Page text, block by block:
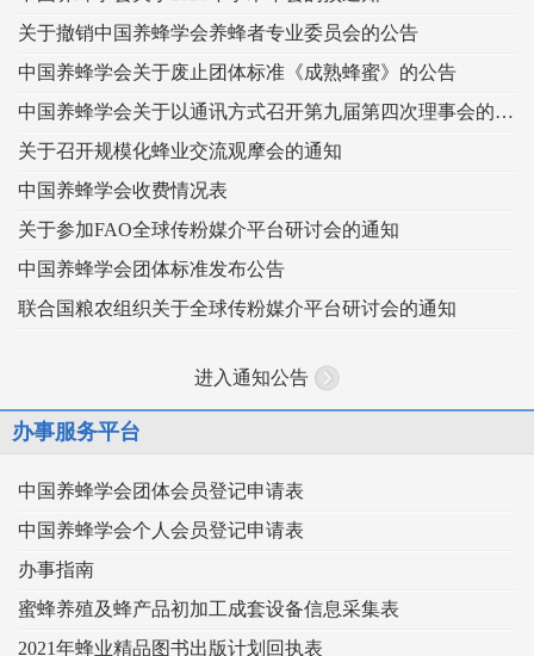
关于撤销中国养蜂学会养蜂者专业委员会的公告
中国养蜂学会关于废止团体标准《成熟蜂蜜》的公告
中国养蜂学会关于以通讯方式召开第九届第四次理事会的通知
关于召开规模化蜂业交流观摩会的通知
中国养蜂学会收费情况表
关于参加FAO全球传粉媒介平台研讨会的通知
中国养蜂学会团体标准发布公告
联合国粮农组织关于全球传粉媒介平台研讨会的通知
进入通知公告
办事服务平台
中国养蜂学会团体会员登记申请表
中国养蜂学会个人会员登记申请表
办事指南
蜜蜂养殖及蜂产品初加工成套设备信息采集表
2021年蜂业精品图书出版计划回执表